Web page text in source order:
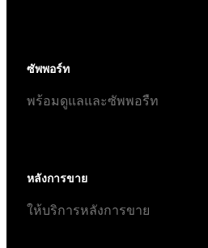
ซัพพอร์ท
พร้อมดูแลและซัพพอรืท
หลังการขาย
ให้บริการหลังการขาย